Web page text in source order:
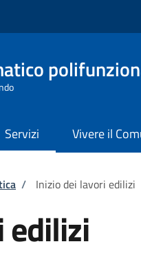
Servizi Vivere il
/ Inizio dei lavori edilizi
edilizi